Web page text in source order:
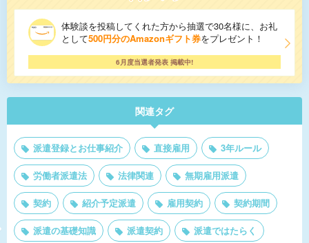
体験談を投稿してくれた方から抽選で30名様に、お礼
として500円分のAmazonギフト券をプレゼント！
6月度当選者発表 掲載中!
関連タグ
派遣登録とお仕事紹介 直接雇用 3年ルール
労働者派遣法 法律関連 無期雇用派遣
契約 紹介予定派遣 雇用契約 契約期間
派遣の基礎知識 派遣契約 派遣ではたらく